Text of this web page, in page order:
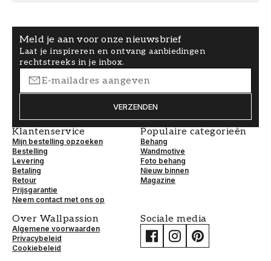
Meld je aan voor onze nieuwsbrief
Laat je inspireren en ontvang aanbiedingen
rechtstreeks in je inbox.
VERZENDEN
Klantenservice
Mijn bestelling opzoeken
Bestelling
Levering
Betaling
Retour
Prijsgarantie
Neem contact met ons op
Populaire categorieën
Behang
Wandmotive
Foto behang
Nieuw binnen
Magazine
Over Wallpassion
Algemene voorwaarden
Privacybeleid
Cookiebeleid
Sociale media